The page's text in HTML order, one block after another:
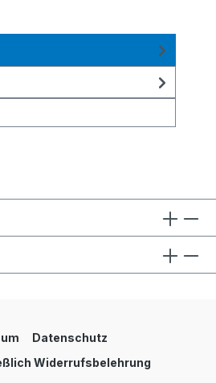
Datenschutz
Widerrufsbelehrung